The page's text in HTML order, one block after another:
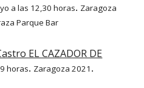
a las 12,30 horas. Zaragoza
Parque Bar
EL CAZADOR DE
horas. Zaragoza 2021 .